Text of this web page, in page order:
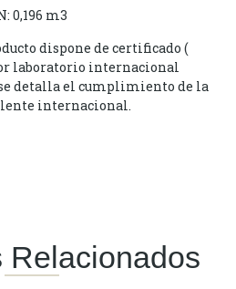
0,196 m3
dispone de certificado (
laboratorio internacional
detalla el cumplimiento de la
internacional.
Relacionados